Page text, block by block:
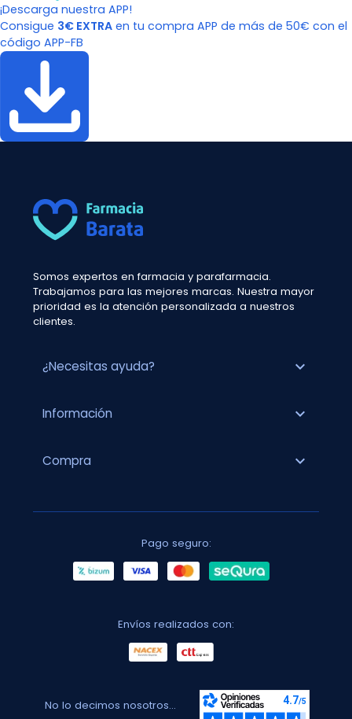
¡Descarga nuestra APP!
Consigue 3€ EXTRA en tu compra APP de más de 50€ con el
código APP-FB
Somos expertos en farmacia y parafarmacia.
Trabajamos para las mejores marcas. Nuestra mayor
prioridad es la atención personalizada a nuestros
clientes.
¿Necesitas ayuda? expand_more
Información expand_more
Compra expand_more
Pago seguro:
Envíos realizados con:
No lo decimos nosotros...